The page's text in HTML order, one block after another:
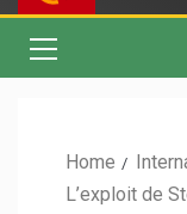
Home
L’exploit de